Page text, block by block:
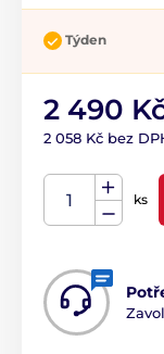
Týden
2 490
2 058 Kč bez
ks